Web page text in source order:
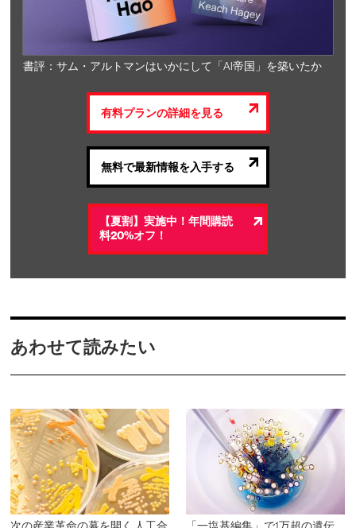
書評：サム・アルトマンはいかにして「AI帝国」を築いたか
有料プランの詳細を見る
無料で最新情報を入手する
【夏割】実施中！年間購読
料20%オフ！
あわせて読みたい